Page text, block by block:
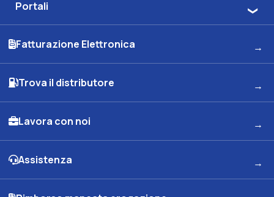
Portali
Fatturazione Elettronica
Trova il distributore
Lavora con noi
Assistenza